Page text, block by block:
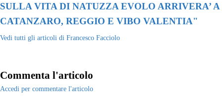
SULLA VITA DI NATUZZA EVOLO ARRIVERA’ A
CATANZARO, REGGIO E VIBO VALENTIA"
Vedi tutti gli articoli di Francesco Facciolo
Commenta l'articolo
Accedi per commentare l'articolo